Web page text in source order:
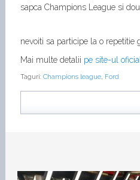
sapca Champions League si
nevoiti sa participe la o
Mai multe detalii pe site-ul
Taguri: Champions league, Ford